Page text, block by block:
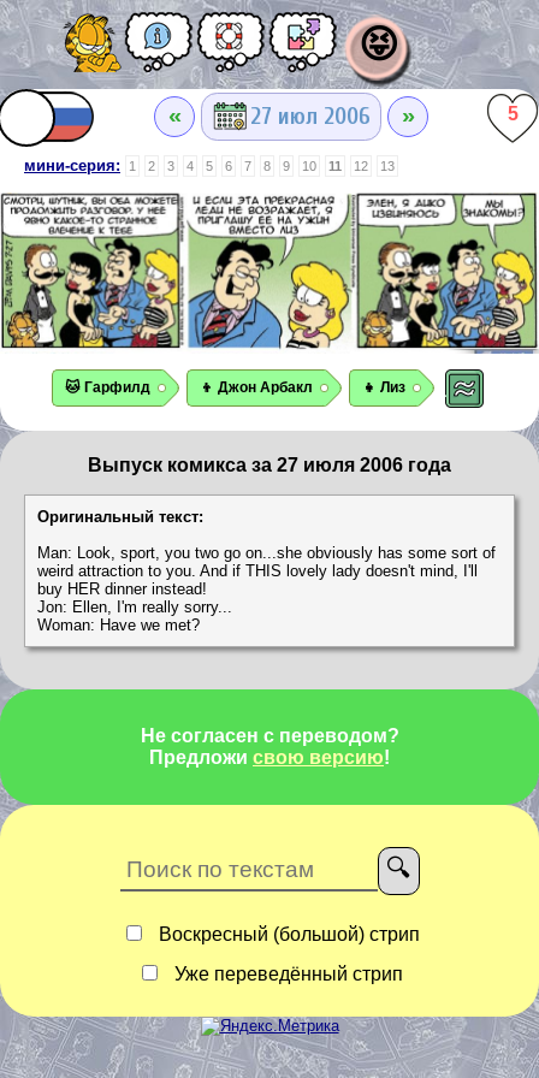
😝
« 27 июл 2006 » 5
мини-серия: 1 2 3 4 5 6 7 8 9 10 11 12 13
🐱 Гарфилд 👦 Джон Арбакл 👧 Лиз
Выпуск комикса за 27 июля 2006 года
Оригинальный текст:
Man: Look, sport, you two go on...she obviously has some sort of
weird attraction to you. And if THIS lovely lady doesn't mind, I'll
buy HER dinner instead!
Jon: Ellen, I'm really sorry...
Woman: Have we met?
Не согласен с переводом?
Предложи свою версию!
Воскресный (большой) стрип
Уже переведённый стрип